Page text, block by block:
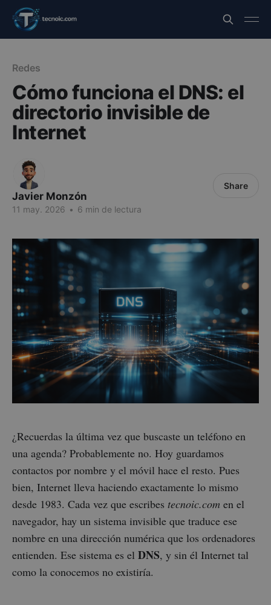
Redes
Cómo funciona el DNS: el
directorio invisible de
Internet
Javier Monzón
11 may. 2026 • 6 min de lectura
Share
¿Recuerdas la última vez que buscaste un teléfono en
una agenda? Probablemente no. Hoy guardamos
contactos por nombre y el móvil hace el resto. Pues
bien, Internet lleva haciendo exactamente lo mismo
desde 1983. Cada vez que escribes tecnoic.com en el
navegador, hay un sistema invisible que traduce ese
nombre en una dirección numérica que los ordenadores
entienden. Ese sistema es el DNS, y sin él Internet tal
como la conocemos no existiría.